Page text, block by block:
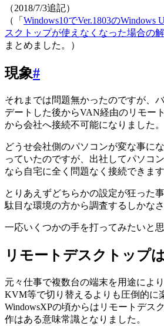
（2018/7/3追記）
（「 Windows10でVer.1803のWindows
スクトップが使えなくなった場合の
まとめました。）
現象#
それまでは問題無かったのですが、
デートした後からVAN経由のリモー
から会社へ接続不可能になりました。
どうせ会社側のパソコンが変な事に
っていたのですが、出社してパソコ
なら自宅に全く問題なく接続できます
とりあえずどちらかの設定が狂った
駄目な環境の方から調査するしかなさ
一応いくつかの手を打ってみたいと思
リモートデスクトップ
元々仕事で複数台の端末を用途によ
KVM等で切り替えるよりも圧倒的に
WindowsXPの頃からはリモートデス
作はある意味常識となりました。